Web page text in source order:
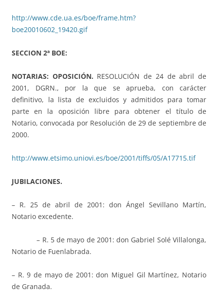
http://www.cde.ua.es/boe/frame.htm?
boe20010602_19420.gif
SECCION 2ª BOE:
NOTARIAS: OPOSICIÓN. RESOLUCIÓN de 24 de abril de
2001, DGRN., por la que se aprueba, con carácter
definitivo, la lista de excluidos y admitidos para tomar
parte en la oposición libre para obtener el título de
Notario, convocada por Resolución de 29 de septiembre de
2000.
http://www.etsimo.uniovi.es/boe/2001/tiffs/05/A17715.tif
JUBILACIONES.
– R. 25 de abril de 2001: don Ángel Sevillano Martín,
Notario excedente.
– R. 5 de mayo de 2001: don Gabriel Solé Villalonga,
Notario de Fuenlabrada.
– R. 9 de mayo de 2001: don Miguel Gil Martínez, Notario
de Granada.